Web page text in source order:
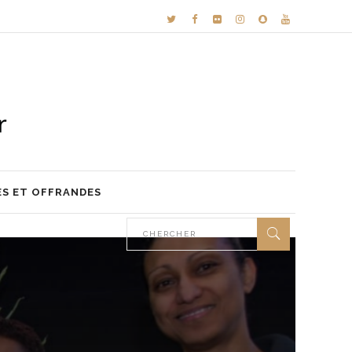
ET OFFRANDES